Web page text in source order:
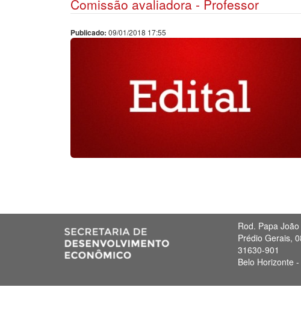
Comissão avaliadora - Professor
Publicado: 09/01/2018 17:55
Rod. Papa
Prédio Gerais,
31630-901
Belo Horizonte